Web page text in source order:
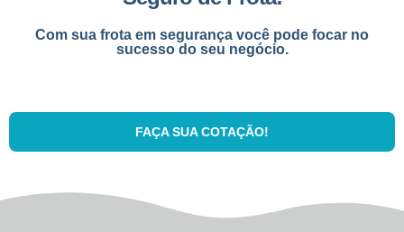
Com sua frota em segurança você pode focar no
sucesso do seu negócio.
FAÇA SUA COTAÇÃO!